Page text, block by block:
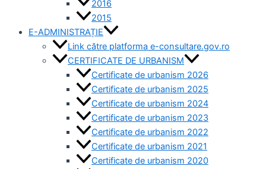
2016
2015
E-ADMINISTRAȚIE
Link către platforma e-consultare.gov.ro
CERTIFICATE DE URBANISM
Certificate de urbanism 2026
Certificate de urbanism 2025
Certificate de urbanism 2024
Certificate de urbanism 2023
Certificate de urbanism 2022
Certificate de urbanism 2021
Certificate de urbanism 2020